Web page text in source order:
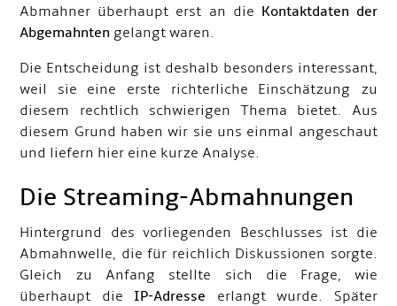
Abmahner überhaupt erst an die Kontaktdaten der
Abgemahnten gelangt waren.
Die Entscheidung ist deshalb besonders interessant,
weil sie eine erste richterliche Einschätzung zu
diesem rechtlich schwierigen Thema bietet. Aus
diesem Grund haben wir sie uns einmal angeschaut
und liefern hier eine kurze Analyse.
Die Streaming-Abmahnungen
Hintergrund des vorliegenden Beschlusses ist die
Abmahnwelle, die für reichlich Diskussionen sorgte.
Gleich zu Anfang stellte sich die Frage, wie
überhaupt die IP-Adresse erlangt wurde. Später